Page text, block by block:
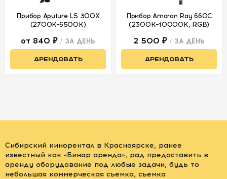
Прибор Aputure LS 300X
(2700К-6500К)
от 840 ₽ / ЗА ДЕНЬ
АРЕНДОВАТЬ
Прибор Amaran Ray 660C
(2300K–10000K, RGB)
2 500 ₽ / ЗА ДЕНЬ
АРЕНДОВАТЬ
Сибирский кинорентал в Красноярске, ранее
известный как «Бинар аренда», рад предоставить в
аренду оборудование под любые задачи, будь то
небольшая коммерческая съемка, съемка